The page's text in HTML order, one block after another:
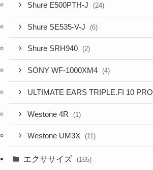
Shure E500PTH-J (24)
Shure SE535-V-J (6)
Shure SRH940 (2)
SONY WF-1000XM4 (4)
ULTIMATE EARS TRIPLE.FI 10 PRO
Westone 4R (1)
Westone UM3X (11)
エクササイズ (165)